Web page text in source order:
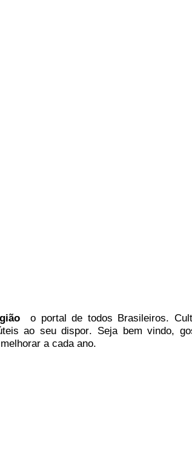
o portalde todos Brasileiros.
ao seu dispor. Seja bem vindo, g
a cada ano.